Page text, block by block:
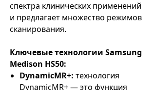
спектра клинических применений
и предлагает множество режимов
сканирования.
Ключевые технологии Samsung
Medison HS50:
DynamicMR+: технология
DynamicMR+ — это функция